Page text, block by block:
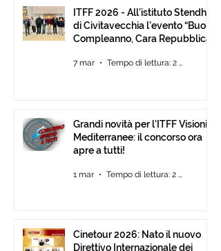
ITFF 2026 - All’istituto Stendhal
di Civitavecchia l’evento “Buon
Compleanno, Cara Repubblica”
7 mar Tempo di lettura: 2 min
Grandi novità per l'ITFF Visioni
Mediterranee: il concorso ora
apre a tutti!
1 mar Tempo di lettura: 2 min
Cinetour 2026: Nato il nuovo
Direttivo Internazionale dei